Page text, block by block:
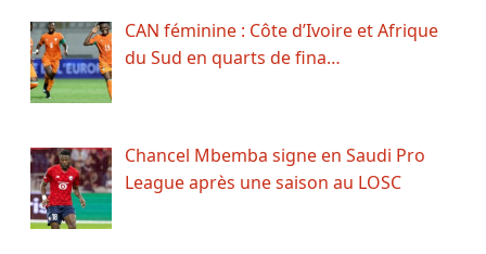
CAN féminine : Côte d’Ivoire et Afrique
du Sud en quarts de fina…
Chancel Mbemba signe en Saudi Pro
League après une saison au LOSC